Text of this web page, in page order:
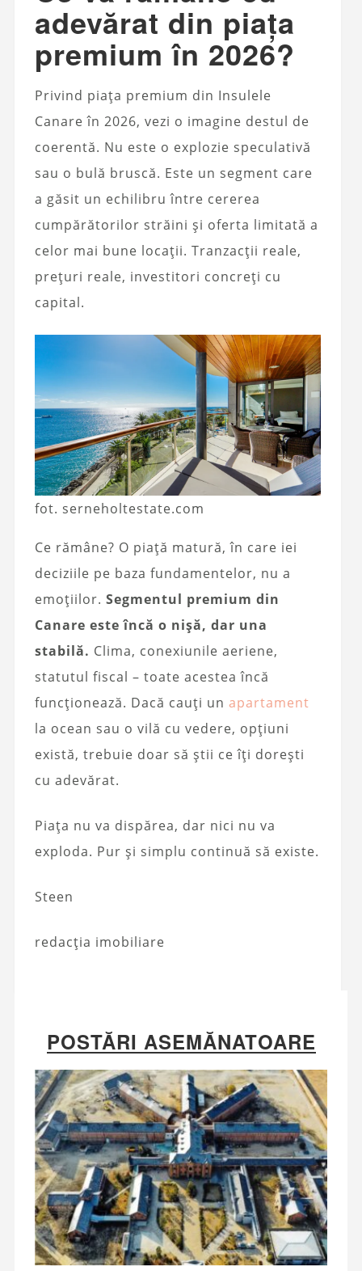
adevărat din piața
premium în 2026?
Privind piața premium din Insulele
Canare în 2026, vezi o imagine destul de
coerentă. Nu este o explozie speculativă
sau o bulă bruscă. Este un segment care
a găsit un echilibru între cererea
cumpărătorilor străini și oferta limitată a
celor mai bune locații. Tranzacții reale,
prețuri reale, investitori concreți cu
capital.
fot. serneholtestate.com
Ce rămâne? O piață matură, în care iei
deciziile pe baza fundamentelor, nu a
emoțiilor. Segmentul premium din
Canare este încă o nișă, dar una
stabilă. Clima, conexiunile aeriene,
statutul fiscal – toate acestea încă
funcționează. Dacă cauți un apartament
la ocean sau o vilă cu vedere, opțiuni
există, trebuie doar să știi ce îți dorești
cu adevărat.
Piața nu va dispărea, dar nici nu va
exploda. Pur și simplu continuă să existe.
Steen
redacția imobiliare
POSTĂRI ASEMĂNATOARE